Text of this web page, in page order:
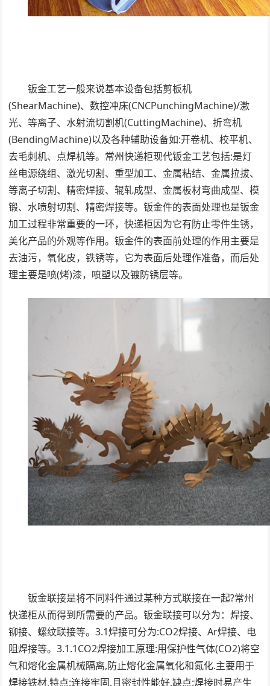
钣金工艺一般来说基本设备包括剪板机
(ShearMachine)、数控冲床(CNCPunchingMachine)/激
光、等离子、水射流切割机(CuttingMachine)、折弯机
(BendingMachine)以及各种辅助设备如:开卷机、校平机、
去毛刺机、点焊机等。常州快递柜现代钣金工艺包括:是灯
丝电源绕组、激光切割、重型加工、金属粘结、金属拉拔、
等离子切割、精密焊接、辊轧成型、金属板材弯曲成型、模
锻、水喷射切割、精密焊接等。钣金件的表面处理也是钣金
加工过程非常重要的一环，快递柜因为它有防止零件生锈，
美化产品的外观等作用。钣金件的表面前处理的作用主要是
去油污，氧化皮，铁锈等，它为表面后处理作准备，而后处
理主要是喷(烤)漆，喷塑以及镀防锈层等。
钣金联接是将不同料件通过某种方式联接在一起?常州
快递柜从而得到所需要的产品。钣金联接可以分为：焊接、
铆接、螺纹联接等。3.1焊接可分为:CO2焊接、Ar焊接、电
阻焊接等。3.1.1CO2焊接加工原理:用保护性气体(CO2)将空
气和熔化金属机械隔离,防止熔化金属氧化和氮化.主要用于
焊接铁材,特点:连接牢固,且密封性能好,缺点:焊接时易产生